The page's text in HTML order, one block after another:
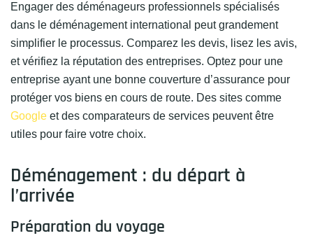
Engager des déménageurs professionnels spécialisés
dans le déménagement international peut grandement
simplifier le processus. Comparez les devis, lisez les avis,
et vérifiez la réputation des entreprises. Optez pour une
entreprise ayant une bonne couverture d’assurance pour
protéger vos biens en cours de route. Des sites comme
Google et des comparateurs de services peuvent être
utiles pour faire votre choix.
Déménagement : du départ à
l’arrivée
Préparation du voyage